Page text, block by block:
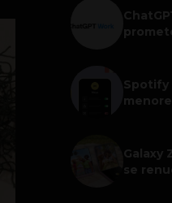
Spotify
Galaxy
se